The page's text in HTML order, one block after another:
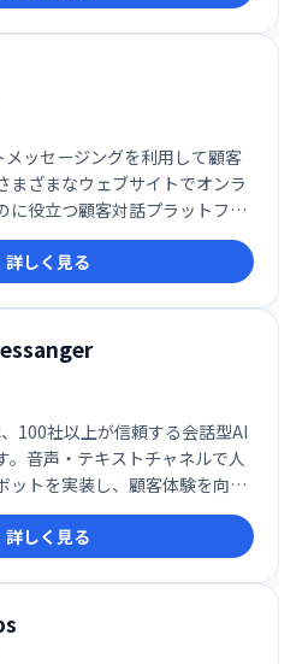
ッセージングを利用して顧客
まざまなウェブサイトでオンラ
に役立つ顧客対話プラットフォ
詳しく見る
100社以上が信頼する会話型AI
。音声・テキストチャネルで人
ットを実装し、顧客体験を向上
エンジン、感情分析、90以上の
能を備え、コンタクトセンタ
ます。エンドツーエンドの会話
ミュニケーションを実現しま
詳しく見る